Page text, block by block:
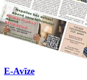
E-Avīze